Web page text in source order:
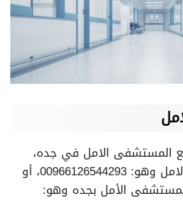
المستشفى الامل في جده،
فإليك رقم مستشفى الامل وهو: 00966126544293، أو
لمستشفى الأمل بجده وهو: